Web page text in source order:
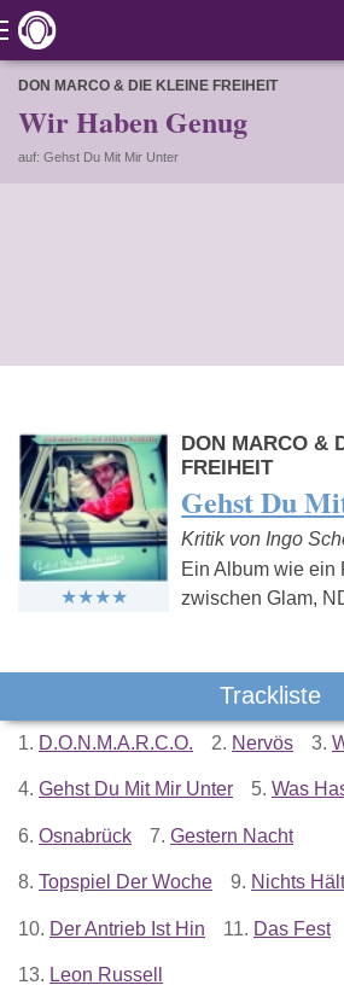
DON MARCO & DIE KLEINE FREIHEIT
Wir Haben Genug
auf: Gehst Du Mit Mir Unter
DON MARCO &
FREIHEIT
Gehst Du
Kritik von Ingo
Ein Album wie ein
zwischen Glam,
Trackliste
1. D.O.N.M.A.R.C.O. 2. Nervös 3.
4. Gehst Du Mit Mir Unter 5. Was
6. Osnabrück 7. Gestern Nacht
8. Topspiel Der Woche 9. Nichts
10. Der Antrieb Ist Hin 11. Das Fest
13. Leon Russell